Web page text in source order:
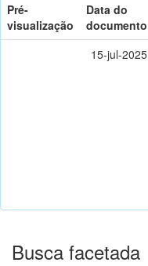
Pré-
visualização
Data do
documento
15-jul-2025
Busca facetada